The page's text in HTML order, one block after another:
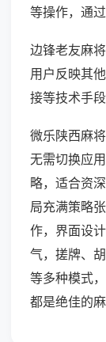
等操作，通
边锋老友麻
用户反映其
接等技术手段
微乐陕西麻
无需切换应
略，适合资
局充满策略
作，界面设
气，搓牌、
等多种模式
都是绝佳的